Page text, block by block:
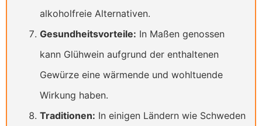
alkoholfreie Alternativen.
Gesundheitsvorteile: In Maßen genossen
kann Glühwein aufgrund der enthaltenen
Gewürze eine wärmende und wohltuende
Wirkung haben.
Traditionen: In einigen Ländern wie Schweden